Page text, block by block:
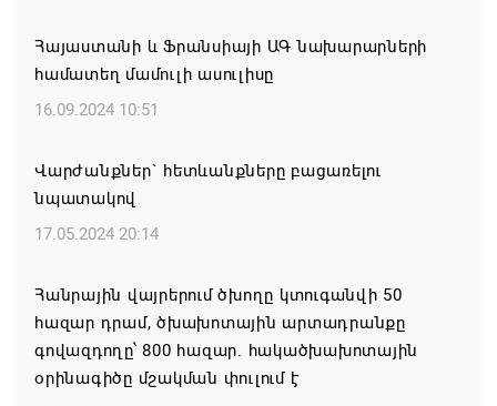
06.08.2026 17:52
Հայոց կաթողիկոսի և սրբազանների. Աննա
Գրիգորյան
06.08.2026 17:04
Հայաստանի և Ֆրանսիայի ԱԳ նախարարների
համատեղ մամուլի ասուլիսը
16.09.2024 10:51
Վարժանքներ` հետևանքները բացառելու
նպատակով
17.05.2024 20:14
Հանրային վայրերում ծխողը կտուգանվի 50
հազար դրամ, ծխախոտային արտադրանքը
գովազդողը՝ 800 հազար. հակածխախոտային
օրինագիծը մշակման փուլում է